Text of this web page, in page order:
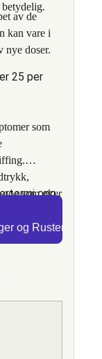
av de
kan vare i
nye doser.
25 per
opp
som
som øker
og Rusterapeuter